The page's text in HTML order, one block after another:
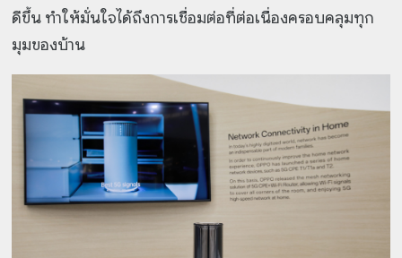
ดีขึ้น ทำให้มั่นใจได้ถึงการเชื่อมต่อที่ต่อเนื่องครอบคลุมทุก
มุมของบ้าน